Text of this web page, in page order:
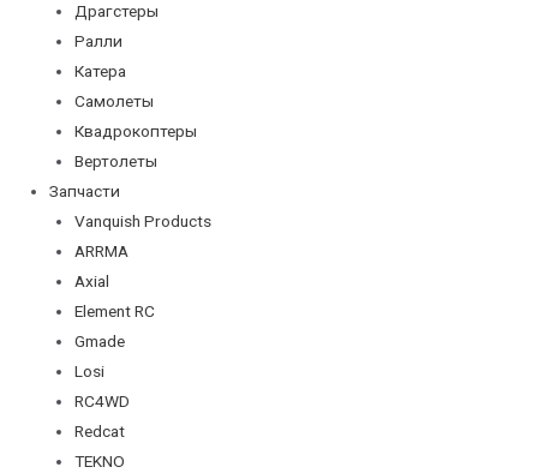
Драгстеры
Ралли
Катера
Самолеты
Квадрокоптеры
Вертолеты
Запчасти
Vanquish Products
ARRMA
Axial
Element RC
Gmade
Losi
RC4WD
Redcat
TEKNO